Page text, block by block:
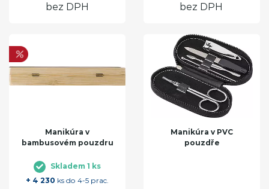
bez DPH bez DPH
Manikúra v
bambusovém pouzdru
Skladem 1 ks
+ 4 230 ks do 4-5 prac.
Manikúra v PVC
pouzdře